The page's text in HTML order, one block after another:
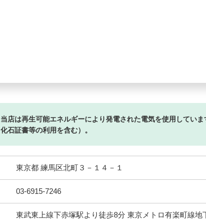
当店は再生可能エネルギーにより発電された電気を使用していま
化石証書等の利用を含む）。
東京都 練馬区北町３－１４－１
03-6915-7246
東武東上線下赤塚駅より徒歩8分 東京メトロ有楽町線地